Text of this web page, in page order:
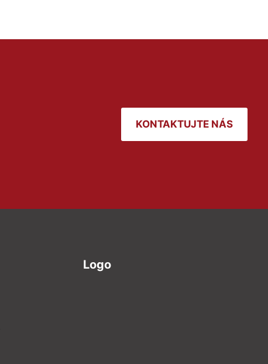
KONTAKTUJTE NÁS
Logo